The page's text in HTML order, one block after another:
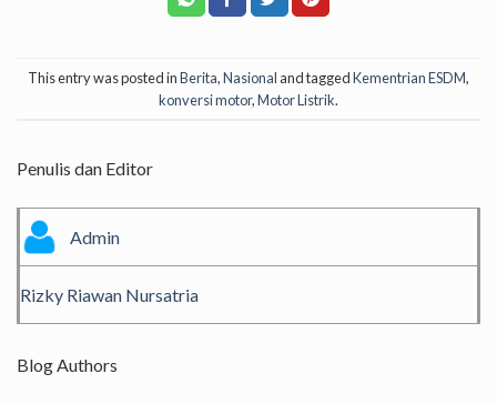
This entry was posted inBerita,Nasional and taggedKementrian ESDM,
konversi motor,Motor Listrik.
Penulis dan Editor
Admin
Rizky Riawan Nursatria
Blog Authors